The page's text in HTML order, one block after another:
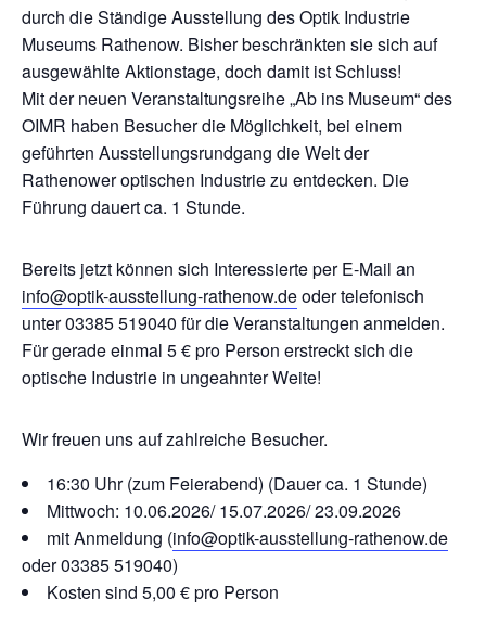
durch die Ständige Ausstellung des Optik Industrie
Museums Rathenow. Bisher beschränkten sie sich auf
ausgewählte Aktionstage, doch damit ist Schluss!
Mit der neuen Veranstaltungsreihe „Ab ins Museum“ des
OIMR haben Besucher die Möglichkeit, bei einem
geführten Ausstellungsrundgang die Welt der
Rathenower optischen Industrie zu entdecken. Die
Führung dauert ca. 1 Stunde.
Bereits jetzt können sich Interessierte per E-Mail an
info@optik-ausstellung-rathenow.deoder telefonisch
unter 03385 519040 für die Veranstaltungen anmelden.
Für gerade einmal 5 € pro Person erstreckt sich die
optische Industrie in ungeahnter Weite!
Wir freuen uns auf zahlreiche Besucher.
16:30 Uhr (zum Feierabend) (Dauer ca. 1 Stunde)
Mittwoch: 10.06.2026/ 15.07.2026/ 23.09.2026
mit Anmeldung (info@optik-ausstellung-rathenow.de
oder 03385 519040)
Kosten sind 5,00 € pro Person